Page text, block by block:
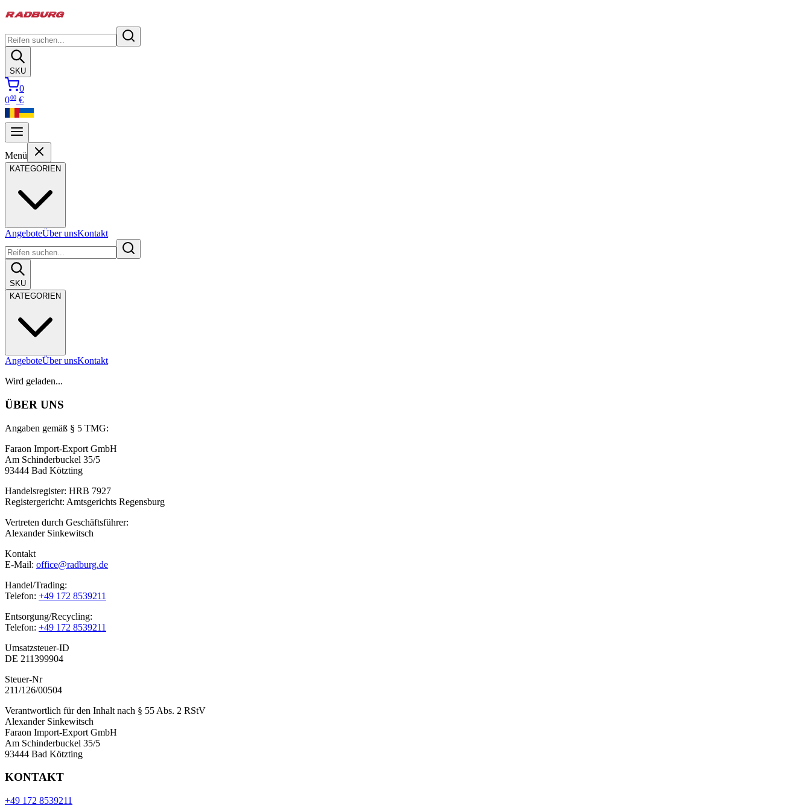
SKU
0
000 €
Menü
KATEGORIEN
AngeboteÜber unsKontakt
SKU
KATEGORIEN
AngeboteÜber unsKontakt
Wird geladen...
ÜBER UNS
Angaben gemäß § 5 TMG:
Faraon Import-Export GmbH
Am Schinderbuckel 35/5
93444 Bad Kötzting
Handelsregister: HRB 7927
Registergericht: Amtsgerichts Regensburg
Vertreten durch Geschäftsführer:
Alexander Sinkewitsch
Kontakt
E-Mail: office@radburg.de
Handel/Trading:
Telefon: +49 172 8539211
Entsorgung/Recycling:
Telefon: +49 172 8539211
Umsatzsteuer-ID
DE 211399904
Steuer-Nr
211/126/00504
Verantwortlich für den Inhalt nach § 55 Abs. 2 RStV
Alexander Sinkewitsch
Faraon Import-Export GmbH
Am Schinderbuckel 35/5
93444 Bad Kötzting
KONTAKT
+49 172 8539211